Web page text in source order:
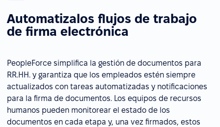
Automatizalos flujos de trabajo
de firma electrónica
PeopleForce simplifica la gestión de documentos para
RR.HH. y garantiza que los empleados estén siempre
actualizados con tareas automatizadas y notificaciones
para la firma de documentos. Los equipos de recursos
humanos pueden monitorear el estado de los
documentos en cada etapa y, una vez firmados, estos